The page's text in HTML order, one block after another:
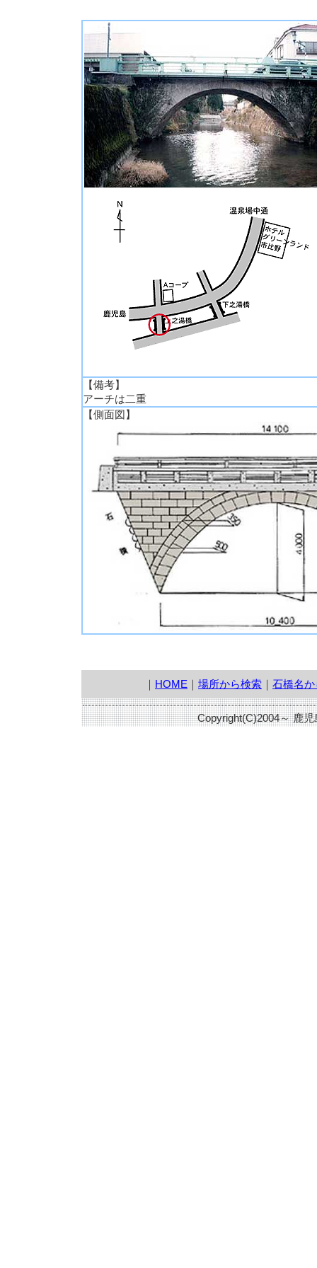
【備考】
アーチは二重
【側面図】
HOME 場所から検索 石橋名
Copyright(C)2004～ 鹿